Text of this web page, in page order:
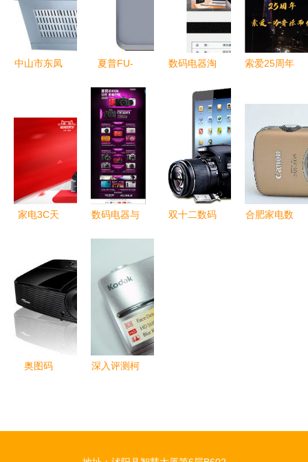
中山市东凤
夏普FU-
气净化器评
测 品质与
实惠并存的
居家之选
数码电器淘
计模板（免
费PSD下
载）
索爱25周年
蛮腰” 国货
之光点亮科
技数码新征
家电3C天
亮智能生活
数码电器与
技之美的人
文表达
双十二数码
合肥家电数
奥图码
深入评测柯